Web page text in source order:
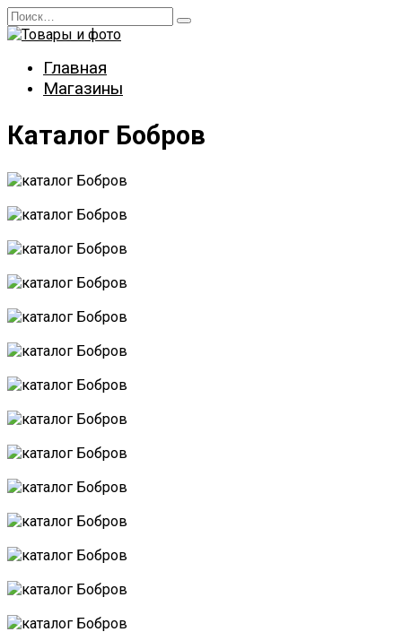
Перейти
к
Search
for:
Главная
Магазины
Каталог Бобров